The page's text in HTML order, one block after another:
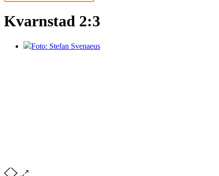
Kvarnstad 2:3
Foto: Stefan Svenaeus